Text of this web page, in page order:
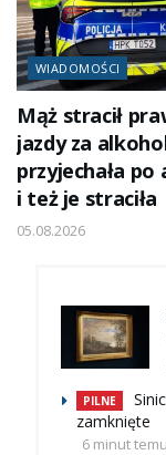
WIADOMOŚCI
Mąż stracił
jazdy za
przyjechała po
i też je straciła
05.08.2026
PILNE
zamknięte
6 minut temu